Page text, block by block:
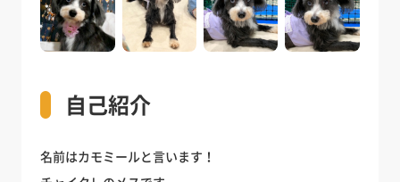
自己紹介
名前はカモミールと言います！